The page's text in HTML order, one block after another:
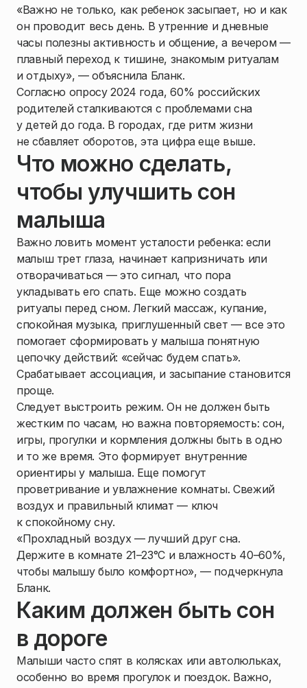
«Важно не только, как ребенок засыпает, но и как
он проводит весь день. В утренние и дневные
часы полезны активность и общение, а вечером —
плавный переход к тишине, знакомым ритуалам
и отдыху», — объяснила Бланк.
Согласно опросу 2024 года, 60% российских
родителей сталкиваются с проблемами сна
у детей до года. В городах, где ритм жизни
не сбавляет оборотов, эта цифра еще выше.
Что можно сделать,
чтобы улучшить сон
малыша
Важно ловить момент усталости ребенка: если
малыш трет глаза, начинает капризничать или
отворачиваться — это сигнал, что пора
укладывать его спать. Еще можно создать
ритуалы перед сном. Легкий массаж, купание,
спокойная музыка, приглушенный свет — все это
помогает сформировать у малыша понятную
цепочку действий: «сейчас будем спать».
Срабатывает ассоциация, и засыпание становится
проще.
Следует выстроить режим. Он не должен быть
жестким по часам, но важна повторяемость: сон,
игры, прогулки и кормления должны быть в одно
и то же время. Это формирует внутренние
ориентиры у малыша. Еще помогут
проветривание и увлажнение комнаты. Свежий
воздух и правильный климат — ключ
к спокойному сну.
«Прохладный воздух — лучший друг сна.
Держите в комнате 21–23°C и влажность 40–60%,
чтобы малышу было комфортно», — подчеркнула
Бланк.
Каким должен быть сон
в дороге
Малыши часто спят в колясках или автолюльках,
особенно во время прогулок и поездок. Важно,